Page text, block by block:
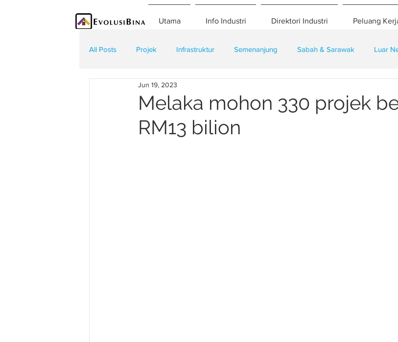
Utama Info Industri Direktori Industri Peluang
All Posts Projek Infrastruktur Semenanjung Sabah & Sarawak Luar
Teknologi Kontraktor
Melaka mohon 330 projek
RM13 bilion
Jun 19, 2023